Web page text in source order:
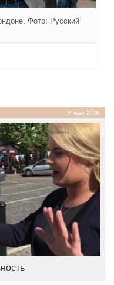
Фото: Русский
8 мая 2016